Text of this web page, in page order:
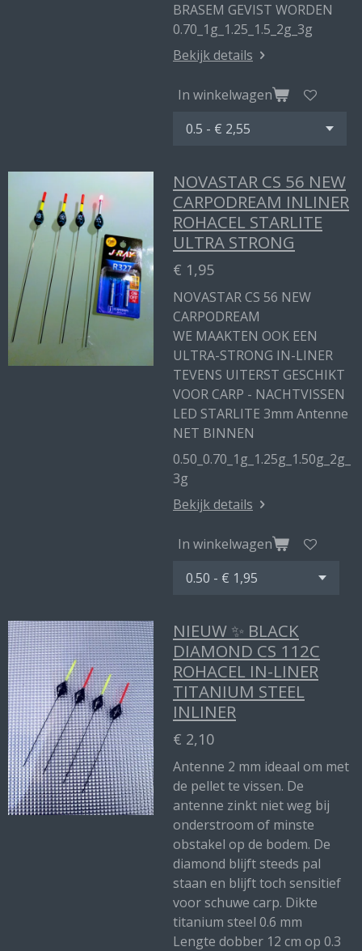
BRASEM GEVIST WORDEN
0.70_1g_1.25_1.5_2g_3g
Bekijk details
In winkelwagen
NOVASTAR CS 56 NEW
CARPODREAM INLINER
ROHACEL STARLITE
ULTRA STRONG
€ 1,95
NOVASTAR CS 56 NEW
CARPODREAM
WE MAAKTEN OOK EEN
ULTRA-STRONG IN-LINER
TEVENS UITERST GESCHIKT
VOOR CARP - NACHTVISSEN
LED STARLITE 3mm Antenne
NET BINNEN
0.50_0.70_1g_1.25g_1.50g_2g_
3g
Bekijk details
In winkelwagen
NIEUW ✨ BLACK
DIAMOND CS 112C
ROHACEL IN-LINER
TITANIUM STEEL
INLINER
€ 2,10
Antenne 2 mm ideaal om met
de pellet te vissen. De
antenne zinkt niet weg bij
onderstroom of minste
obstakel op de bodem. De
diamond blijft steeds pal
staan en blijft toch sensitief
voor schuwe carp. Dikte
titanium steel 0.6 mm
Lengte dobber 12 cm op 0.3